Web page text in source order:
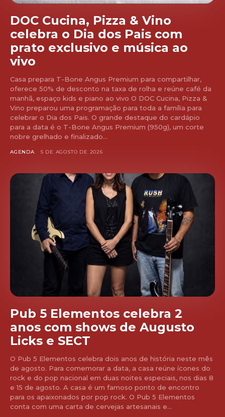
DOC Cucina, Pizza & Vino
celebra o Dia dos Pais com
prato exclusivo e música ao
vivo
Casa prepara T-Bone Angus Premium para compartilhar,
oferece 50% de desconto na taxa de rolha e reúne café da
manhã, espaço kids e piano ao vivo O DOC Cucina, Pizza &
Vino preparou uma programação para toda a família para
celebrar o Dia dos Pais. O grande destaque do cardápio
para a data é o T-Bone Angus Premium (950g), um corte
nobre grelhado e finalizado...
AGENDA 5 DE AGOSTO DE 2026
Pub 5 Elementos celebra 2
anos com shows de Augusto
Licks e SECT
O Pub 5 Elementos celebra dois anos de história neste mês
de agosto. Para comemorar a data, a casa reúne ícones do
rock e do pop nacional em duas noites especiais, nos dias 8
e 15 de agosto. A casa é um famoso ponto de encontro
para os apaixonados por pop rock. O Pub 5 Elementos
conta com uma carta de cervejas artesanais e...